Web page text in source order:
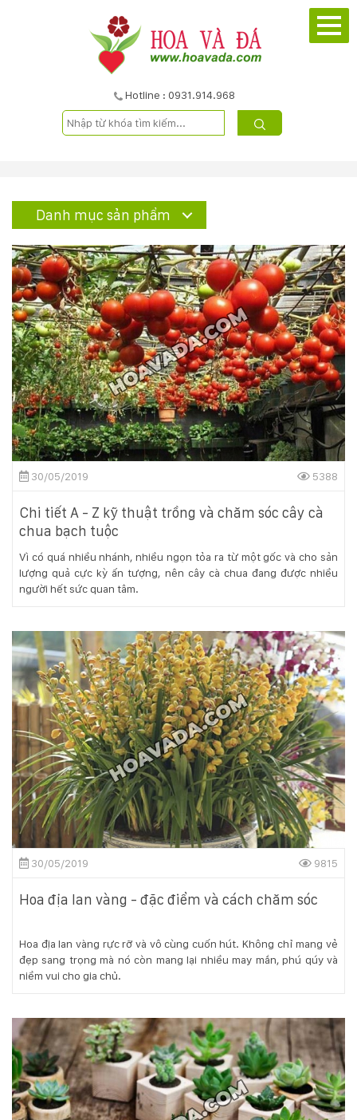
Hotline : 0931.914.968
PHẨM
DỊCH
VỤ
KỸ
THUẬT
TRỒNG
CÂY
HÌNH
ẢNH
LIÊN
Hotline
0931.914.968
hoasenvietdn@gmail.com
Nguyễn
Cẩm
Lệ
nẵng
132
-
168
Danh mục sản phẩm
30/05/2019 5388
Chi tiết A - Z kỹ thuật trồng và chăm sóc cây cà
chua bạch tuộc
Vì có quá nhiều nhánh, nhiều ngọn tỏa ra từ một gốc và cho sản
lượng quả cực kỳ ấn tượng, nên cây cà chua đang được nhiều
người hết sức quan tâm.
30/05/2019 9815
Hoa địa lan vàng - đặc điểm và cách chăm sóc
Hoa địa lan vàng rực rỡ và vô cùng cuốn hút. Không chỉ mang vẻ
đẹp sang trọng mà nó còn mang lại nhiều may mắn, phú qúy và
niềm vui cho gia chủ.